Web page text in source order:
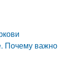
Почему важно